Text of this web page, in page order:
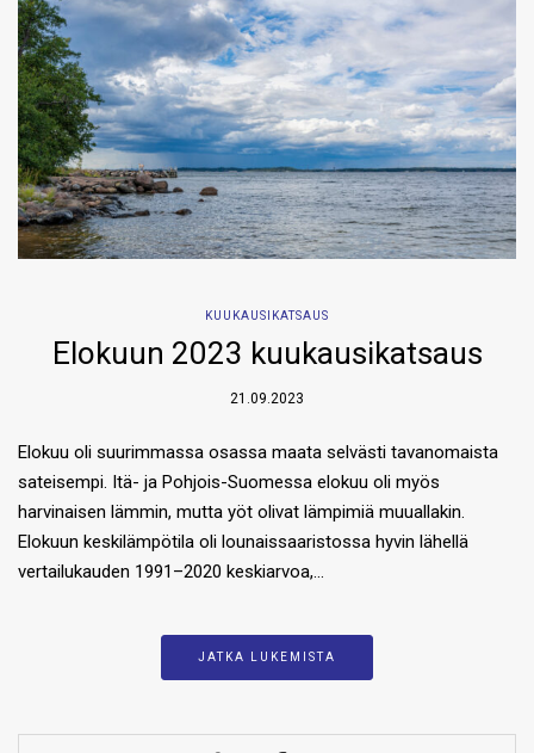
KUUKAUSIKATSAUS
Elokuun 2023 kuukausikatsaus
21.09.2023
Elokuu oli suurimmassa osassa maata selvästi tavanomaista
sateisempi. Itä- ja Pohjois-Suomessa elokuu oli myös
harvinaisen lämmin, mutta yöt olivat lämpimiä muuallakin.
Elokuun keskilämpötila oli lounaissaaristossa hyvin lähellä
vertailukauden 1991–2020 keskiarvoa,…
JATKA LUKEMISTA